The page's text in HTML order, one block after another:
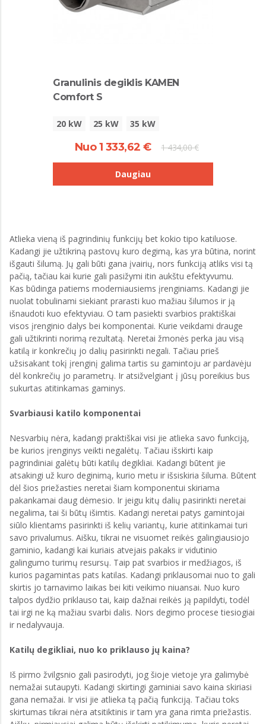
Granulinis degiklis KAMEN
Comfort S
20 kW 25 kW 35 kW
Nuo 1 333,62 € 1 434,00 €
Daugiau
Atlieka vieną iš pagrindinių funkcijų bet kokio tipo katiluose.
Kadangi jie užtikriną pastovų kuro degimą, kas yra būtina, norint
išgauti šilumą. Jų gali būti gana įvairių, nors funkciją atliks visi tą
pačią, tačiau kai kurie gali pasižymi itin aukštu efektyvumu.
Kas būdinga patiems moderniausiems įrenginiams. Kadangi jie
nuolat tobulinami siekiant prarasti kuo mažiau šilumos ir ją
išnaudoti kuo efektyviau. O tam pasiekti svarbios praktiškai
visos įrenginio dalys bei komponentai. Kurie veikdami drauge
gali užtikrinti norimą rezultatą. Neretai žmonės perka jau visą
katilą ir konkrečių jo dalių pasirinkti negali. Tačiau prieš
užsisakant tokį įrenginį galima tartis su gamintoju ar pardavėju
dėl konkrečių jo parametrų. Ir atsižvelgiant į jūsų poreikius bus
sukurtas atitinkamas gaminys.
Svarbiausi katilo komponentai
Nesvarbių nėra, kadangi praktiškai visi jie atlieka savo funkciją,
be kurios įrenginys veikti negalėtų. Tačiau išskirti kaip
pagrindiniai galėtų būti katilų degikliai. Kadangi būtent jie
atsakingi už kuro deginimą, kurio metu ir išsiskiria šiluma. Būtent
dėl šios priežasties neretai šiam komponentui skiriama
pakankamai daug dėmesio. Ir jeigu kitų dalių pasirinkti neretai
negalima, tai ši būtų išimtis. Kadangi neretai patys gamintojai
siūlo klientams pasirinkti iš kelių variantų, kurie atitinkamai turi
savo privalumus. Aišku, tikrai ne visuomet reikės galingiausiojo
gaminio, kadangi kai kuriais atvejais pakaks ir vidutinio
galingumo turimų resursų. Taip pat svarbios ir medžiagos, iš
kurios pagamintas pats katilas. Kadangi priklausomai nuo to gali
skirtis jo tarnavimo laikas bei kiti veikimo niuansai. Nuo kuro
talpos dydžio priklauso tai, kaip dažnai reikės ją papildyti, todėl
tai irgi ne ką mažiau svarbi dalis. Nors degimo procese tiesiogiai
ir nedalyvauja.
Katilų degikliai, nuo ko priklauso jų kaina?
Iš pirmo žvilgsnio gali pasirodyti, jog šioje vietoje yra galimybė
nemažai sutaupyti. Kadangi skirtingi gaminiai savo kaina skiriasi
gana nemažai. Ir visi jie atlieka tą pačią funkciją. Tačiau toks
skirtumas tikrai nėra atsitiktinis ir tam yra gana rimta priežastis.